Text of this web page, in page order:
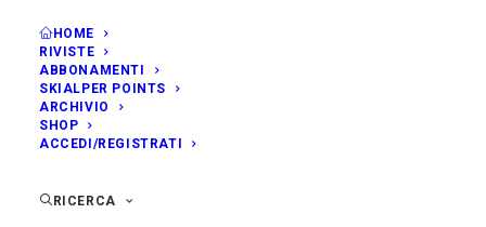
HOME
RIVISTE
ABBONAMENTI
SKIALPER POINTS
ARCHIVIO
SHOP
ACCEDI/REGISTRATI
RICERCA